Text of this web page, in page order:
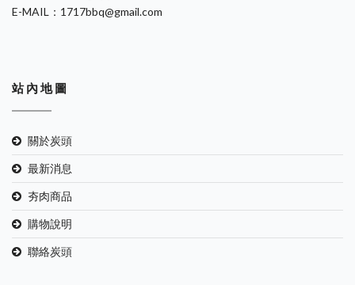
E-MAIL：1717bbq@gmail.com
站 內 地 圖
關於炭頭
最新消息
夯肉商品
購物說明
聯絡炭頭